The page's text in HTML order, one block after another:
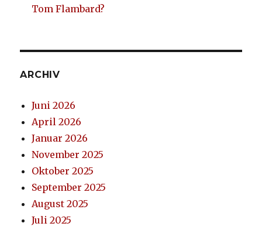
Tom Flambard?
ARCHIV
Juni 2026
April 2026
Januar 2026
November 2025
Oktober 2025
September 2025
August 2025
Juli 2025